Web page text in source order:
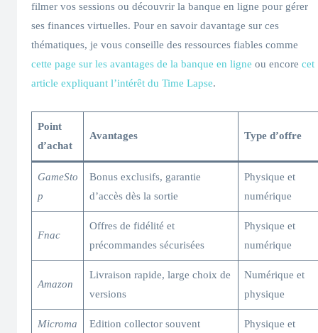
filmer vos sessions ou découvrir la banque en ligne pour gérer
ses finances virtuelles. Pour en savoir davantage sur ces
thématiques, je vous conseille des ressources fiables comme
cette page sur les avantages de la banque en ligne ou encore cet
article expliquant l’intérêt du Time Lapse.
Point
d’achat
Avantages Type d’offre
GameSto
p
Bonus exclusifs, garantie
d’accès dès la sortie
Physique et
numérique
Fnac
Offres de fidélité et
précommandes sécurisées
Physique et
numérique
Amazon
Livraison rapide, large choix de
versions
Numérique et
physique
Microma
Edition collector souvent
Physique et